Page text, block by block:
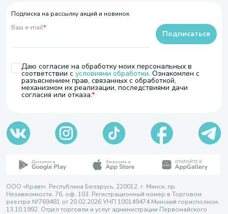
Подписка на рассылку акций и новинок
Ваш e-mail*
Даю согласие на обработку моих персональных в
соответствии с условиями обработки. Ознакомлен с
разъяснением прав, связанных с обработкой,
механизмом их реализации, последствиями дачи
согласия или отказа.
Подписаться
ООО «Кравт». Республика Беларусь, 220012, г. Минск, пр.
Независимости, 76, оф. 103. Регистрационный номер в Торговом
реестре №769481 от 20.02.2026 УНП 100149474 Минский горисполком,
13.10.1992. Отдел торговли и услуг администрации Первомайского